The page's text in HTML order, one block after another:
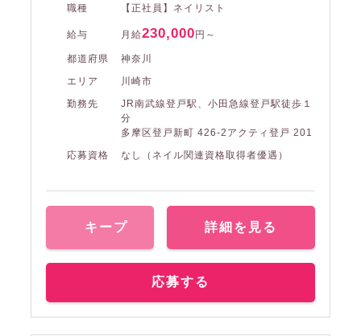
職種 【正社員】ネイリスト
給与 月給230,000円～
都道府県
神奈川
エリア
川崎市
勤務先
JR南武線登戸駅、小田急線登戸駅徒歩１
分
多摩区登戸新町 426-2アクティ登戸 201
応募資格
なし（ネイル関連資格取得者優遇）
キープ 詳細を見る
応募する